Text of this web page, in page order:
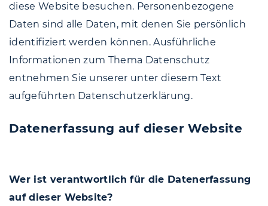
diese Website besuchen. Personenbezogene
Daten sind alle Daten, mit denen Sie persönlich
identifiziert werden können. Ausführliche
Informationen zum Thema Datenschutz
entnehmen Sie unserer unter diesem Text
aufgeführten Datenschutzerklärung.
Datenerfassung auf dieser Website
Wer ist verantwortlich für die Datenerfassung
auf dieser Website?